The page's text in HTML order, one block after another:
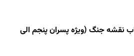
نقشه جنگ (ویژه پسران پنجم الی